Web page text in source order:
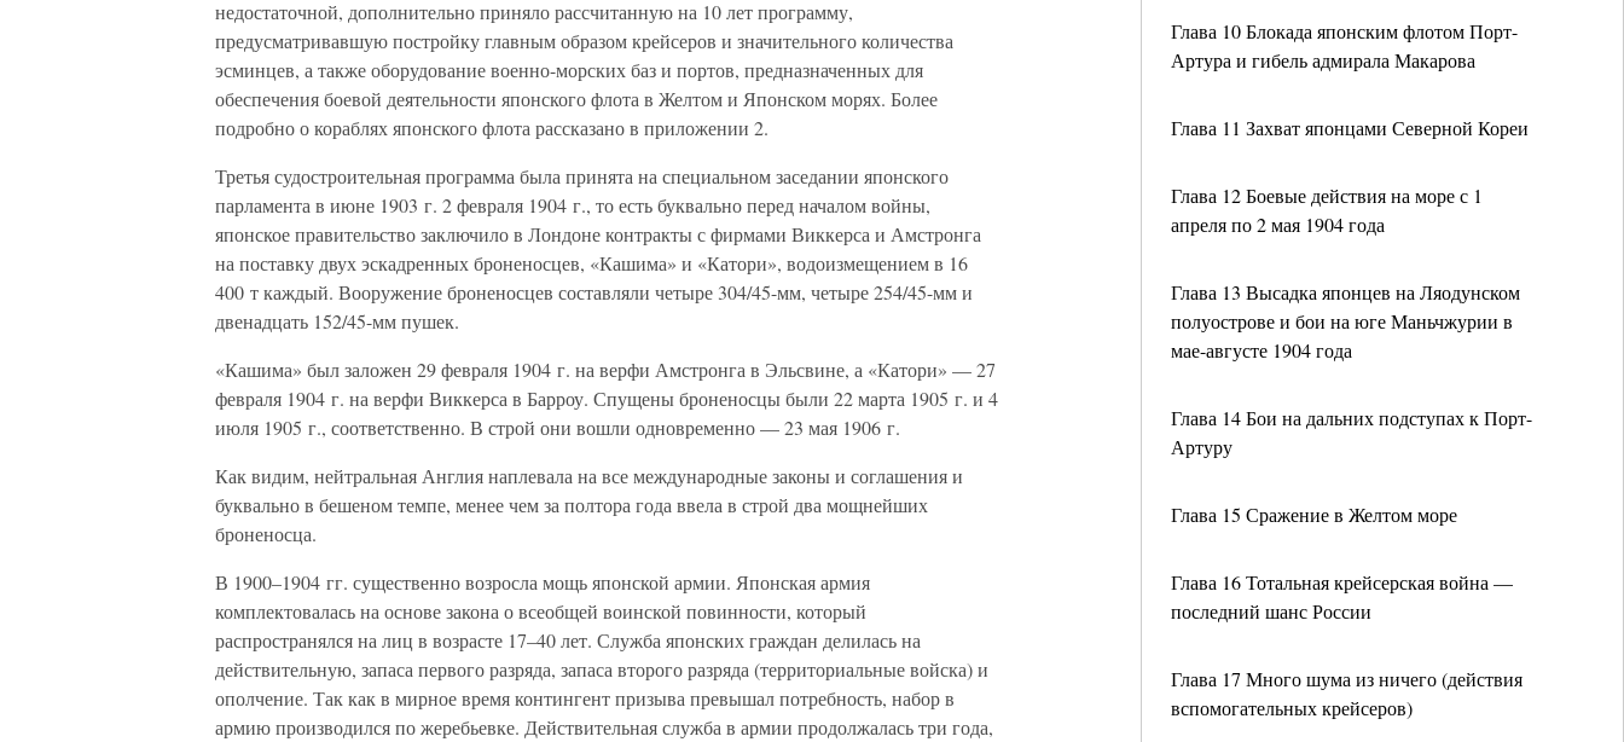
Глава 10 Блокада японским флотом Порт-
Артура и гибель адмирала Макарова
Глава 11 Захват японцами Северной Кореи
Глава 12 Боевые действия на море с 1
апреля по 2 мая 1904 года
Глава 13 Высадка японцев на Ляодунском
полуострове и бои на юге Маньчжурии в
мае-августе 1904 года
Глава 14 Бои на дальних подступах к Порт-
Артуру
Глава 15 Сражение в Желтом море
Глава 16 Тотальная крейсерская война —
последний шанс России
Глава 17 Много шума из ничего (действия
вспомогательных крейсеров)
недостаточной, дополнительно приняло рассчитанную на 10 лет программу,
предусматривавшую постройку главным образом крейсеров и значительного количества
эсминцев, а также оборудование военно-морских баз и портов, предназначенных для
обеспечения боевой деятельности японского флота в Желтом и Японском морях. Более
подробно о кораблях японского флота рассказано в приложении 2.
Третья судостроительная программа была принята на специальном заседании японского
парламента в июне 1903 г. 2 февраля 1904 г., то есть буквально перед началом войны,
японское правительство заключило в Лондоне контракты с фирмами Виккерса и Амстронга
на поставку двух эскадренных броненосцев, «Кашима» и «Катори», водоизмещением в 16
400 т каждый. Вооружение броненосцев составляли четыре 304/45-мм, четыре 254/45-мм и
двенадцать 152/45-мм пушек.
«Кашима» был заложен 29 февраля 1904 г. на верфи Амстронга в Эльсвине, а «Катори» — 27
февраля 1904 г. на верфи Виккерса в Барроу. Спущены броненосцы были 22 марта 1905 г. и 4
июля 1905 г., соответственно. В строй они вошли одновременно — 23 мая 1906 г.
Как видим, нейтральная Англия наплевала на все международные законы и соглашения и
буквально в бешеном темпе, менее чем за полтора года ввела в строй два мощнейших
броненосца.
В 1900–1904 гг. существенно возросла мощь японской армии. Японская армия
комплектовалась на основе закона о всеобщей воинской повинности, который
распространялся на лиц в возрасте 17–40 лет. Служба японских граждан делилась на
действительную, запаса первого разряда, запаса второго разряда (территориальные войска) и
ополчение. Так как в мирное время контингент призыва превышал потребность, набор в
армию производился по жеребьевке. Действительная служба в армии продолжалась три года,